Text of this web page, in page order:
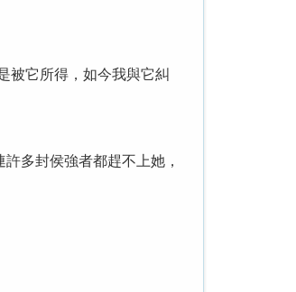
被它所得，如今我與它糾
多封侯強者都趕不上她，